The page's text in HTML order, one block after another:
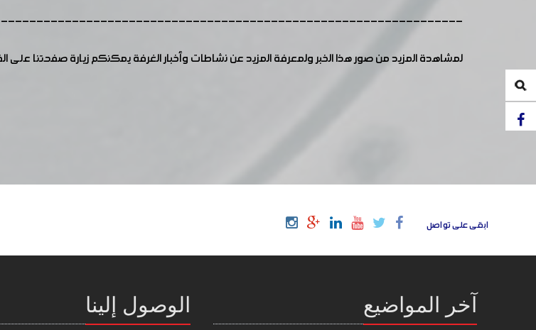
لمشاهدة المزيد من صور هذا الخبر ولمعرفة المزيد عن نشاطات وأخبار الغرفة يمكنكم زيارة صفحتنا على
ابقى على تواصل
آخر المواضيع الوصول إلينا